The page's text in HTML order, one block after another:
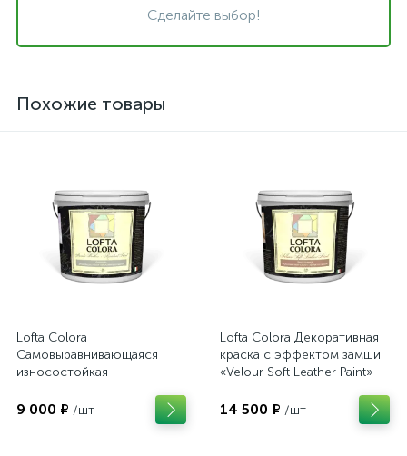
Сделайте выбор!
Похожие товары
Lofta Colora
Самовыравнивающаяся
износостойкая
фасадов «Facade weather-
9 000 ₽ /шт
Lofta Colora Декоративная
краска с эффектом замши
«Velour Soft Leather Paint»
14 500 ₽ /шт